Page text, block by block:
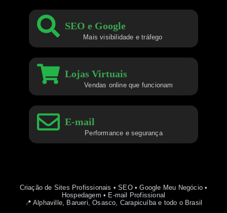
SEO e Google
Mais visibilidade e tráfego
Lojas Virtuais
Vendas online que funcionam
E-mail
Performance e segurança
Criação de Sites Profissionais • SEO • Google Meu Negócio •
Hospedagem • E-mail Profissional
📍 Alphaville, Barueri, Osasco, Carapicuíba e todo o Brasil